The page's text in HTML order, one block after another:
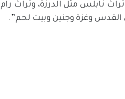
مثل الدرزة، وتراث رام
القدس وغزة وجنين وبيت لحم”.